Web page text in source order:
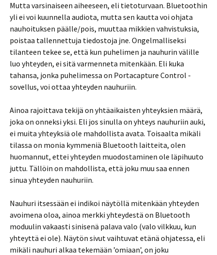
Mutta varsinaiseen aiheeseen, eli tietoturvaan. Bluetoothin
yli ei voi kuunnella audiota, mutta sen kautta voi ohjata
nauhoituksen päälle/pois, muuttaa mikkien vahvistuksia,
poistaa tallennettuja tiedostoja jne. Ongelmalliseksi
tilanteen tekee se, että kun puhelimen ja nauhurin välille
luo yhteyden, ei sitä varmenneta mitenkään. Eli kuka
tahansa, jonka puhelimessa on Portacapture Control -
sovellus, voi ottaa yhteyden nauhuriin.
Ainoa rajoittava tekijä on yhtäaikaisten yhteyksien määrä,
joka on onneksi yksi. Eli jos sinulla on yhteys nauhuriin auki,
ei muita yhteyksiä ole mahdollista avata. Toisaalta mikäli
tilassa on monia kymmeniä Bluetooth laitteita, olen
huomannut, ettei yhteyden muodostaminen ole läpihuuto
juttu. Tällöin on mahdollista, että joku muu saa ennen
sinua yhteyden nauhuriin.
Nauhuri itsessään ei indikoi näytöllä mitenkään yhteyden
avoimena oloa, ainoa merkki yhteydestä on Bluetooth
moduulin vakaasti sinisenä palava valo (valo vilkkuu, kun
yhteyttä ei ole). Näytön sivut vaihtuvat etänä ohjatessa, eli
mikäli nauhuri alkaa tekemään ’omiaan’, on joku